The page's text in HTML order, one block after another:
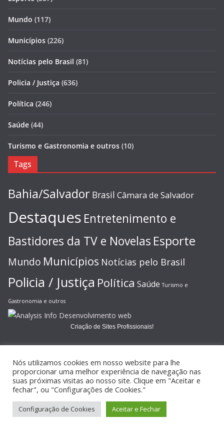
Mundo (117)
Municípios (226)
Notícias pelo Brasil (81)
Policia / Justiça (636)
Política (246)
Saúde (44)
Turismo e Gastronomia e outros (10)
Tags
Bahia/Salvador Brasil Câmara de Salvador
Destaques Entretenimento e
Bastidores da TV e Novelas Esporte
Mundo Municípios Notícias pelo Brasil
Policia / Justiça Política Saúde Turismo e
Gastronomia e outros
Criação de Sites Profissionais!
Copyright © 2026JORNAL GAZETA ONLINE
reservados.
Tema:ColorMagpor ThemeGrill. Powered by
Nós utilizamos cookies em nosso website para lhe
proporcionar uma melhor experiência de navegação nas
suas próximas visitas ao nosso site. Clique em "Aceitar e
fechar", ou "Configurações de Cookies."
Configuração de Cookies Aceitar e Fechar